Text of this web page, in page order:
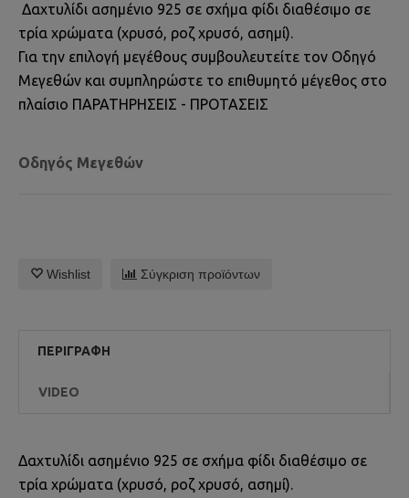
Δαχτυλίδι ασημένιο 925 σε σχήμα φίδι διαθέσιμο σε
τρία χρώματα (χρυσό, ροζ χρυσό, ασημί).
Για την επιλογή μεγέθους συμβουλευτείτε τον Οδηγό
Μεγεθών και συμπληρώστε το επιθυμητό μέγεθος στο
πλαίσιο ΠΑΡΑΤΗΡΗΣΕΙΣ - ΠΡΟΤΑΣΕΙΣ
Οδηγός Μεγεθών
Wishlist Σύγκριση προϊόντων
ΠΕΡΙΓΡΑΦΉ
VIDEO
Δαχτυλίδι ασημένιο 925 σε σχήμα φίδι διαθέσιμο σε
τρία χρώματα (χρυσό, ροζ χρυσό, ασημί).